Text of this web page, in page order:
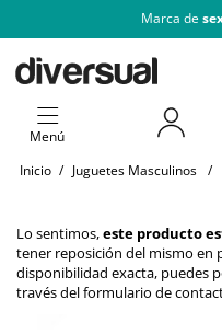
Marca de
Menú
Inicio / Juguetes Masculinos /
Lo sentimos,este producto
tener reposición del mismo en
disponibilidad exacta, puedes
través delformulario de